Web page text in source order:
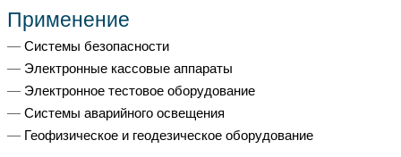
Применение
Системы безопасности
Электронные кассовые аппараты
Электронное тестовое оборудование
Системы аварийного освещения
Геофизическое и геодезическое оборудование